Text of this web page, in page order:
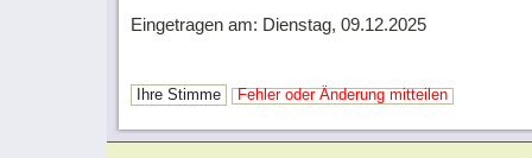
Eingetragen am: Dienstag, 09.12.2025
Ihre Stimme Fehler oder Änderung mitteilen